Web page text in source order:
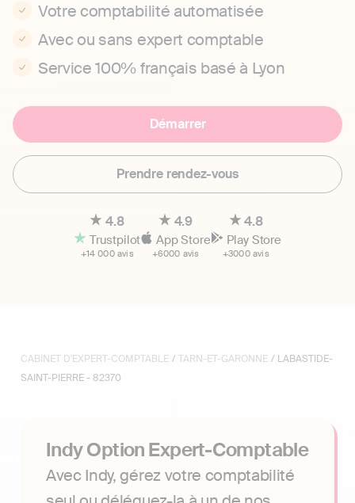
Votre comptabilité automatisée
Avec ou sans expert comptable
Service 100% français basé à Lyon
Démarrer
Prendre rendez-vous
4.8
Trustpilot
+14 000 avis
4.9
App Store
+6000 avis
4.8
Play Store
+3000 avis
CABINET D'EXPERT-COMPTABLE / TARN-ET-GARONNE / LABASTIDE-
SAINT-PIERRE - 82370
Indy Option Expert-Comptable
Avec Indy, gérez votre comptabilité